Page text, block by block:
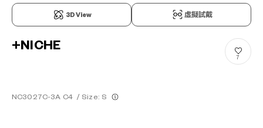
3D View 虛擬試戴
+NICHE
NC3027C-3A C4 / Size: S
7